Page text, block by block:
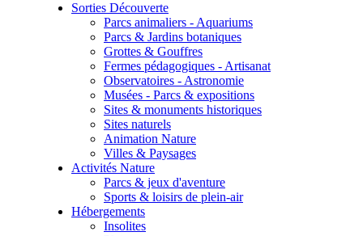
Sorties Découverte
Parcs animaliers - Aquariums
Parcs & Jardins botaniques
Grottes & Gouffres
Fermes pédagogiques - Artisanat
Observatoires - Astronomie
Musées - Parcs & expositions
Sites & monuments historiques
Sites naturels
Animation Nature
Villes & Paysages
Activités Nature
Parcs & jeux d'aventure
Sports & loisirs de plein-air
Hébergements
Insolites